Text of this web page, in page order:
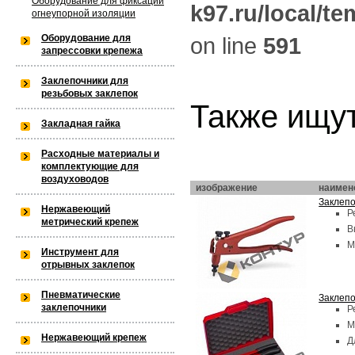
k97.ru/local/
on line 591
Также
изображение
ФИО:*
E-mail:
Город:
огнеупорной изоляции
Оборудование для
запрессовки крепежа
Заклепочники для
резьбовых заклепок
Закладная гайка
Расходные материалы и
комплектующие для
воздуховодов
Нержавеющий
метрический крепеж
Инструмент для
отрывных заклепок
Пневматические
заклепочники
Нержавеющий крепеж
k97/lang) is not within the
/var/www/privarka-k97/data/
k97.ru/bitrix/modules/main/lib/
Warning: is_dir(): open_basedir
not within the allowed path(s): (/
/var/www/privarka-k97/data/
k97.ru/bitrix/modules/main/lib/
Warning: is_dir(): open_basedir
within the allowed path(s): (/var/